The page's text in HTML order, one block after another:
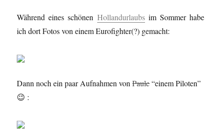
Während eines schönen Hollandurlaubsim Sommer habe
ich dort Fotos von einem Eurofighter(?) gemacht:
Dann noch ein paar Aufnahmen vonPaule“einem Piloten”
😉 :